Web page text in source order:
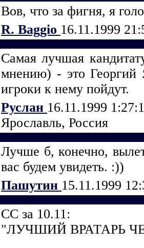
Вов, что за фигня, я
R. Baggio 16.11.1999
Самая лучшая
мнению) - это Георгий
игроки к нему пойдут.
Руслан 16.11.1999
Ярославль, Россия
Лучше б, конечно,
вас будем увидеть. :))
Пашутин 15.11.1999
CC за 10.11:
"ЛУЧШИЙ ВРАТАРЬ